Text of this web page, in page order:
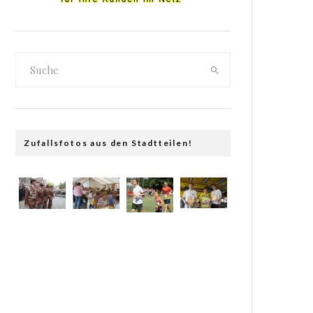
Zufallsfotos aus den Stadtteilen!